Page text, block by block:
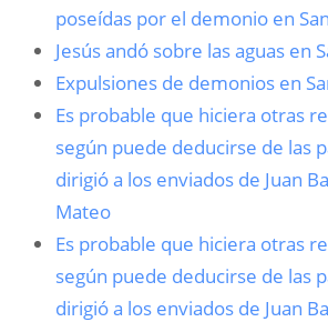
poseídas por el demonio en
Jesús andó sobre las aguas en
Expulsiones de demonios en
Es probable que hiciera otras
según puede deducirse de las
dirigió a los enviados de Juan
Mateo
Es probable que hiciera otras
según puede deducirse de las
dirigió a los enviados de Juan